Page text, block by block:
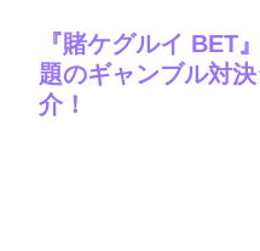
『賭ケグルイ BET
題のギャンブル対
介！